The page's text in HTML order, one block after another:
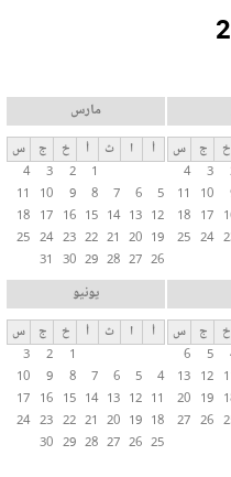
خ ج
س
3
4
10
11
17
18
24
25
مارس
أ ا ث أ خ ج
س
1
2
3
4
5
6
7
8
9
10
11
12
13
14
15
16
17
18
19
20
21
22
23
24
25
26
27
28
29
30
31
خ ج
س
5
6
12
13
19
20
26
27
يونيو
أ ا ث أ خ ج
س
1
2
3
4
5
6
7
8
9
10
11
12
13
14
15
16
17
18
19
20
21
22
23
24
25
26
27
28
29
30